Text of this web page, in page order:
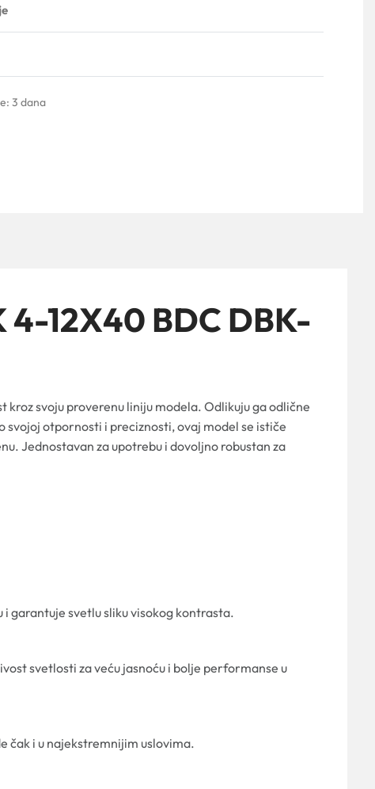
3 dana
4-12X40 BDC DBK-
svoju proverenu liniju modela. Odlikuju ga odlične
otpornosti i preciznosti, ovaj model se ističe
Jednostavan za upotrebu i dovoljno robustan za
garantuje svetlu sliku visokog kontrasta.
svetlosti za veću jasnoću i bolje performanse u
čak i u najekstremnijim uslovima.